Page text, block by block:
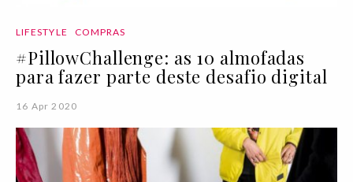
LIFESTYLE COMPRAS
#PillowChallenge: as 10 almofadas
para fazer parte deste desafio digital
16 Apr 2020